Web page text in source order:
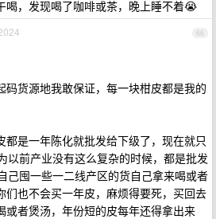
喝，发现喝了咖啡或茶，晚上睡不着😭
66
码货源地我敢保证，每一块柑皮都是我的
都是一年陈化就批发给下级了，现在就只
以前产业没有这么复杂的时候，都是批发
己囤一些一二线产区的货自己拿来喝或者
们也不会买一年皮，麻烦得要死，买回去
或者煲汤，年份短的皮每年还得拿出来